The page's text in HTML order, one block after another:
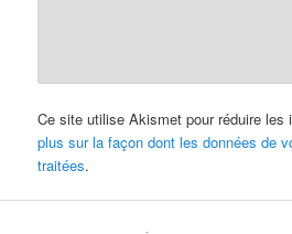
Ce site utilise Akismet pour réduire les
plus sur la façon dont les données de
traitées.